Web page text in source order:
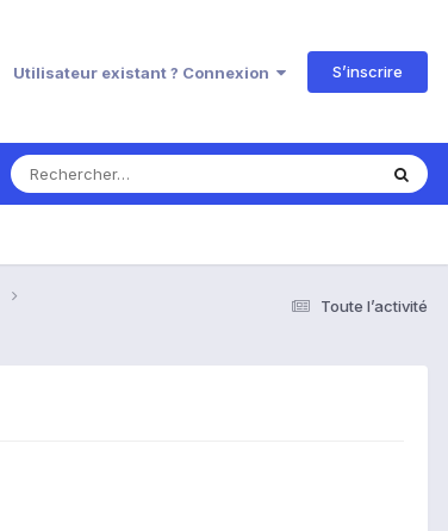
Utilisateur existant ? Connexion S’inscrire
Toute l’activité